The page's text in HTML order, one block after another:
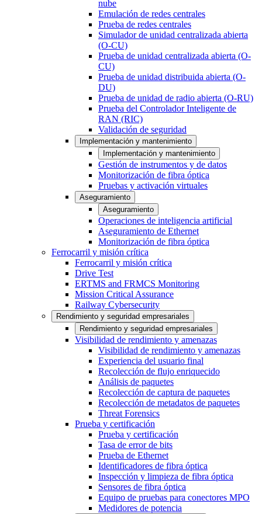
nube
Emulación de redes centrales
Prueba de redes centrales
Simulador de unidad centralizada abierta
(O-CU)
Prueba de unidad centralizada abierta (O-
CU)
Prueba de unidad distribuida abierta (O-
DU)
Prueba de unidad de radio abierta (O-RU)
Prueba del Controlador Inteligente de
RAN (RIC)
Validación de seguridad
Implementación y mantenimiento
Implementación y mantenimiento
Gestión de instrumentos y de datos
Monitorización de fibra óptica
Pruebas y activación virtuales
Aseguramiento
Aseguramiento
Operaciones de inteligencia artificial
Aseguramiento de Ethernet
Monitorización de fibra óptica
Ferrocarril y misión crítica
Ferrocarril y misión crítica
Drive Test
ERTMS and FRMCS Monitoring
Mission Critical Assurance
Railway Cybersecurity
Rendimiento y seguridad empresariales
Rendimiento y seguridad empresariales
Visibilidad de rendimiento y amenazas
Visibilidad de rendimiento y amenazas
Experiencia del usuario final
Recolección de flujo enriquecido
Análisis de paquetes
Recolección de captura de paquetes
Recolección de metadatos de paquetes
Threat Forensics
Prueba y certificación
Prueba y certificación
Tasa de error de bits
Prueba de Ethernet
Identificadores de fibra óptica
Inspección y limpieza de fibra óptica
Sensores de fibra óptica
Equipo de pruebas para conectores MPO
Medidores de potencia